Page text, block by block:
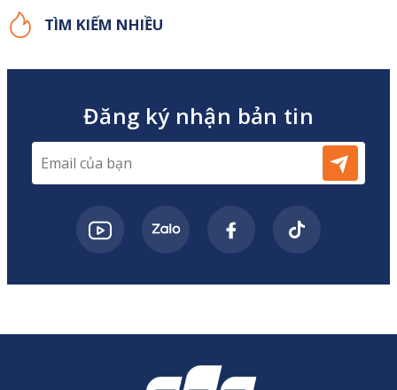
TÌM KIẾM NHIỀU
Đăng ký nhận bản tin